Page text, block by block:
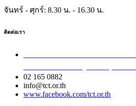
จันทร์ - ศุกร์: 8.30 น. - 16.30 น.
ติดต่อเรา
02 165 0882
info@tct.or.th
www.facebook.com/tct.or.th